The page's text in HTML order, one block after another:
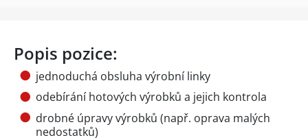
Popis pozice:
jednoduchá obsluha výrobní linky
odebírání hotových výrobků a jejich kontrola
drobné úpravy výrobků (např. oprava malých
nedostatků)